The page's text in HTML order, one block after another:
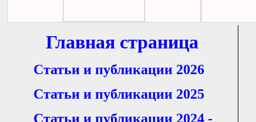
Главная страница
Статьи и публикации 2026
Статьи и публикации 2025
Статьи и публикации 2024 -